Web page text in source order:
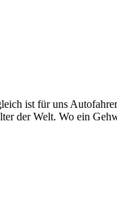
ist für uns
der Welt. Wo ein